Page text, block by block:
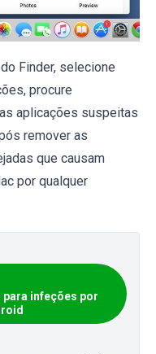
Finder, selecione
procure
aplicações suspeitas
remover as
que causam
por qualquer
para infeções por